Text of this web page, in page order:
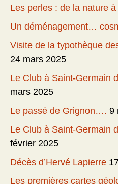
Les perles : de la nature
Un déménagement…
Visite de la typothèque
24 mars 2025
Le Club à Saint-Germain
mars 2025
Le passé de Grignon…. 9
Le Club à Saint-Germain
février 2025
Décès d’Hervé Lapierre
Les premières cartes